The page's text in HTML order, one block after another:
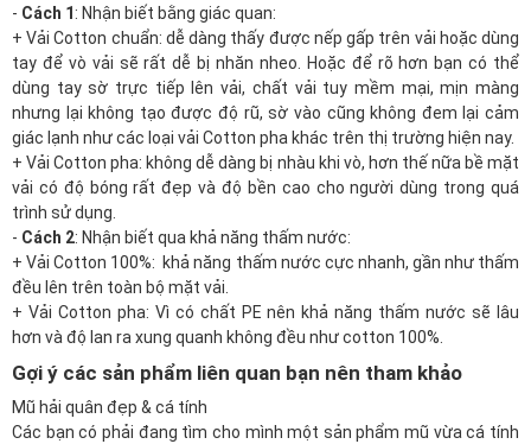
- Cách 1: Nhận biết bằng giác quan:
+ Vải Cotton chuẩn: dễ dàng thấy được nếp gấp trên vải hoặc dùng
tay để vò vải sẽ rất dễ bị nhăn nheo. Hoặc để rõ hơn bạn có thể
dùng tay sờ trực tiếp lên vải, chất vải tuy mềm mại, mịn màng
nhưng lại không tạo được độ rũ, sờ vào cũng không đem lại cảm
giác lạnh như các loại vải Cotton pha khác trên thị trường hiện nay.
+ Vải Cotton pha: không dễ dàng bị nhàu khi vò, hơn thế nữa bề mặt
vải có độ bóng rất đẹp và độ bền cao cho người dùng trong quá
trình sử dụng.
- Cách 2: Nhận biết qua khả năng thấm nước:
+ Vải Cotton 100%: khả năng thấm nước cực nhanh, gần như thấm
đều lên trên toàn bộ mặt vải.
+ Vải Cotton pha: Vì có chất PE nên khả năng thấm nước sẽ lâu
hơn và độ lan ra xung quanh không đều như cotton 100%.
Gợi ý các sản phẩm liên quan bạn nên tham khảo
Mũ hải quân đẹp & cá tính
Các bạn có phải đang tìm cho mình một sản phẩmmũ vừa cá tính